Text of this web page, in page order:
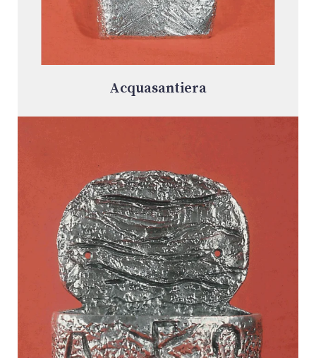
Acquasantiera